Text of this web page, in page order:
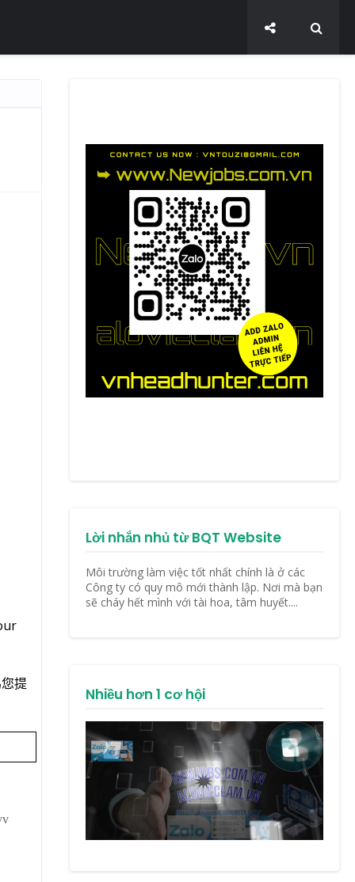
提
Lời nhắn nhủ từ BQT Website
Môi trường làm việc tốt nhất chính là ở các
Công ty có quy mô mới thành lập. Nơi mà bạn
sẽ cháy hết mình với tài hoa, tâm huyết....
Nhiều hơn 1 cơ hội